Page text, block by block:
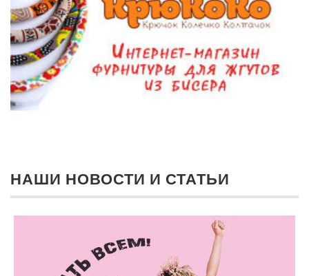
НАШИ НОВОСТИ И СТАТЬИ